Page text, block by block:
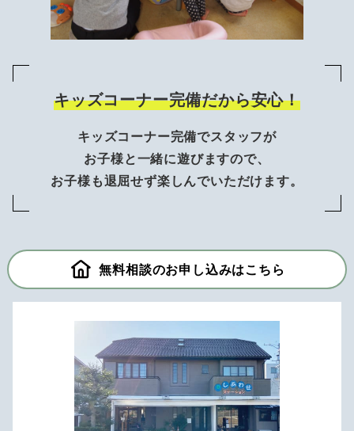
キッズコーナー完備だから安心！
キッズコーナー完備でスタッフが
お子様と一緒に遊びますので、
お子様も退屈せず楽しんでいただけます。
無料相談のお申し込みはこちら